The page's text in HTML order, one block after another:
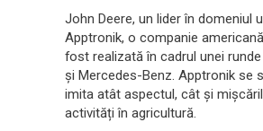
John Deere, un lider în domeniul
Apptronik, o companie
fost realizată în cadrul unei
și Mercedes-Benz. Apptronik se
imita atât aspectul, cât și
activități în agricultură.